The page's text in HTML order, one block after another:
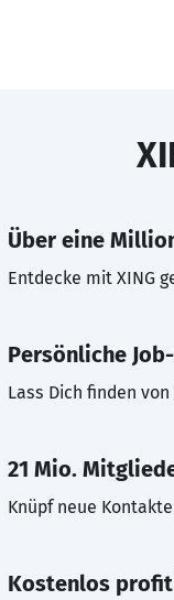
Über eine
Entdecke mit XING
Persönliche
Lass Dich finden
21 Mio.
Knüpf neue
Kostenlos